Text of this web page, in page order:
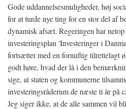
Gode uddannelsesmuligheder, høj
for at turde nye ting for en stor del af
dynamisk afsæt. Regeringen har
investeringsplan 'Investeringer i
fortsætter med en fornuftig tilrettelagt
godt høre, hvad der lå i den
sige, at staten og kommunerne
investeringsråderum de næste ti år på
Jeg siger ikke, at de alle sammen vil